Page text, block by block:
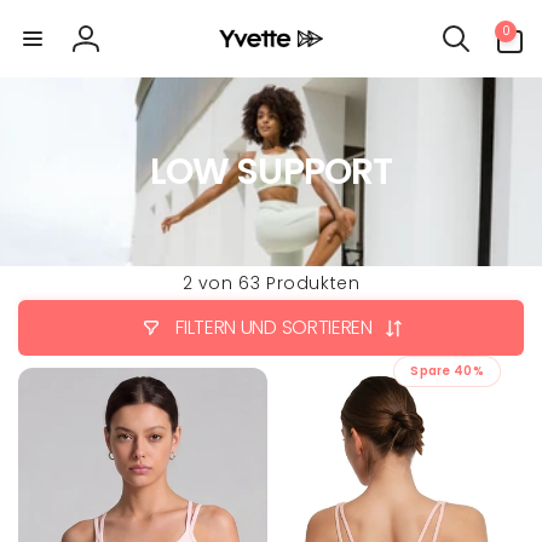
zum
Inhalt
Einloggen
0
Artikel
LOW SUPPORT
2 von 63 Produkten
FILTERN UND SORTIEREN
Spare 40%